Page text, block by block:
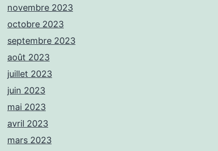
novembre 2023
octobre 2023
septembre 2023
août 2023
juillet 2023
juin 2023
mai 2023
avril 2023
mars 2023